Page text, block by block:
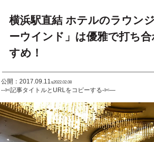
横浜駅直結 ホテルのラウン
ーウインド」は優雅で打ち
すめ！
公開：2017.09.11ಇ2022.02.08
--✄記事タイトルとURLをコピーする-✄—